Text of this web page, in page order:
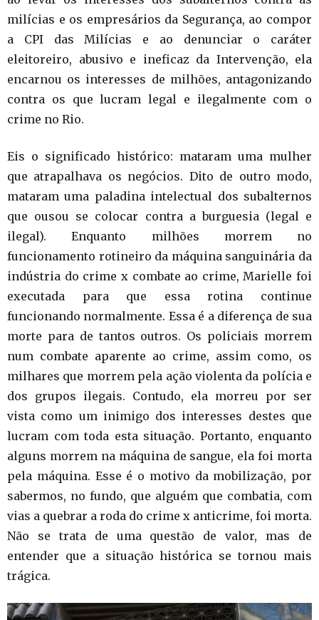
milícias e os empresários da Segurança, ao compor
a CPI das Milícias e ao denunciar o caráter
eleitoreiro, abusivo e ineficaz da Intervenção, ela
encarnou os interesses de milhões, antagonizando
contra os que lucram legal e ilegalmente com o
crime no Rio.
Eis o significado histórico: mataram uma mulher
que atrapalhava os negócios. Dito de outro modo,
mataram uma paladina intelectual dos subalternos
que ousou se colocar contra a burguesia (legal e
ilegal). Enquanto milhões morrem no
funcionamento rotineiro da máquina sanguinária da
indústria do crime x combate ao crime, Marielle foi
executada para que essa rotina continue
funcionando normalmente. Essa é a diferença de sua
morte para de tantos outros. Os policiais morrem
num combate aparente ao crime, assim como, os
milhares que morrem pela ação violenta da polícia e
dos grupos ilegais. Contudo, ela morreu por ser
vista como um inimigo dos interesses destes que
lucram com toda esta situação. Portanto, enquanto
alguns morrem na máquina de sangue, ela foi morta
pela máquina. Esse é o motivo da mobilização, por
sabermos, no fundo, que alguém que combatia, com
vias a quebrar a roda do crime x anticrime, foi morta.
Não se trata de uma questão de valor, mas de
entender que a situação histórica se tornou mais
trágica.